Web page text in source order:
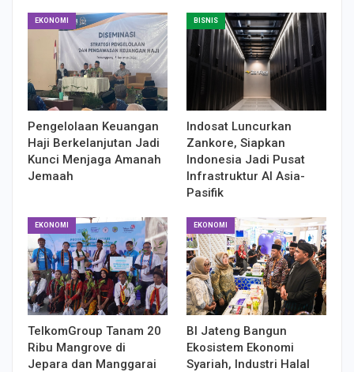
EKONOMI
Pengelolaan Keuangan
Haji Berkelanjutan Jadi
Kunci Menjaga Amanah
Jemaah
BISNIS
Indosat Luncurkan
Zankore, Siapkan
Indonesia Jadi Pusat
Infrastruktur AI Asia-
Pasifik
EKONOMI
TelkomGroup Tanam 20
Ribu Mangrove di
Jepara dan Manggarai
EKONOMI
BI Jateng Bangun
Ekosistem Ekonomi
Syariah, Industri Halal